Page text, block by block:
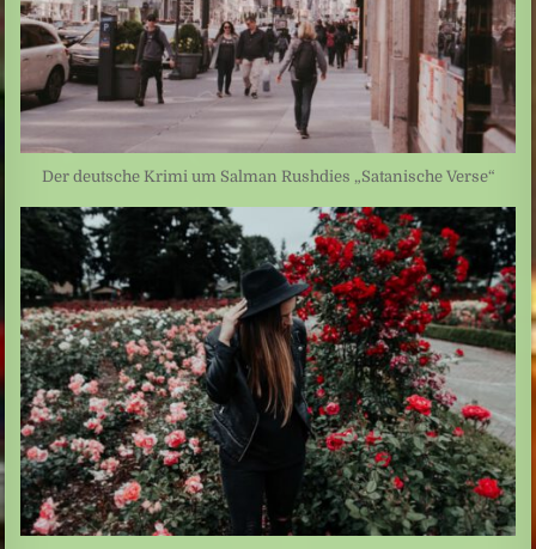
Der deutsche Krimi um Salman Rushdies „Satanische Verse“